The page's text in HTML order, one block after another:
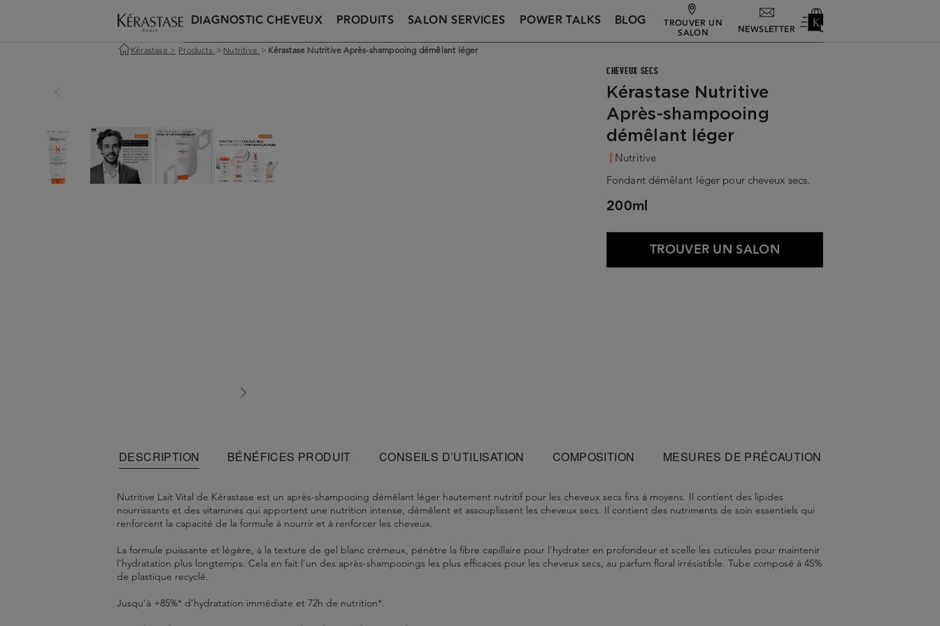
DIAGNOSTIC CHEVEUX PRODUITS SALON SERVICES POWER TALKS BLOG TROUVER UN
SALON NEWSLETTER
Kérastase > Products > Nutritive > Kérastase Nutritive Après-shampooing démêlant léger
CHEVEUX SECS
Kérastase Nutritive
Après-shampooing
démêlant léger
Nutritive
Fondant démêlant léger pour cheveux secs.
200ml
TROUVER UN SALON
DESCRIPTION BÉNÉFICES PRODUIT CONSEILS D’UTILISATION COMPOSITION MESURES DE PRÉCAUTION
Nutritive Lait Vital de Kérastase est un après-shampooing démêlant léger hautement nutritif pour les cheveux secs fins à moyens. Il contient des lipides
nourrissants et des vitamines qui apportent une nutrition intense, démêlent et assouplissent les cheveux secs. Il contient des nutriments de soin essentiels qui
renforcent la capacité de la formule à nourrir et à renforcer les cheveux.
La formule puissante et légère, à la texture de gel blanc crémeux, pénètre la fibre capillaire pour l'hydrater en profondeur et scelle les cuticules pour maintenir
l'hydratation plus longtemps. Cela en fait l'un des après-shampooings les plus efficaces pour les cheveux secs, au parfum floral irrésistible. Tube composé à 45%
de plastique recyclé.
Jusqu'à +85%* d'hydratation immédiate et 72h de nutrition*.